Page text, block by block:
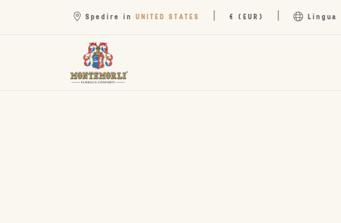
Spedire in UNITED STATES € (EUR) Lingua